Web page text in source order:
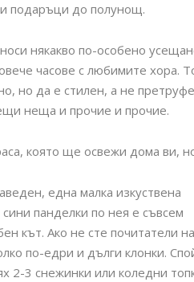
подаръци до полунощ.
някакво по-особено
часове с любимите хора.
но да е стилен, а не
неща и прочие и прочие.
която ще освежи дома ви,
една малка изкуствена
панделки по нея е съвсем
кът. Ако не сте почитатели на
по-едри и дълги клонки.
2-3 снежинки или коледни